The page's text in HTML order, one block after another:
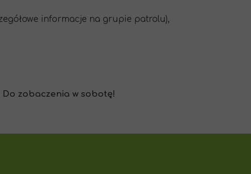
informacje na grupie patrolu),
Do zobaczenia w sobotę!